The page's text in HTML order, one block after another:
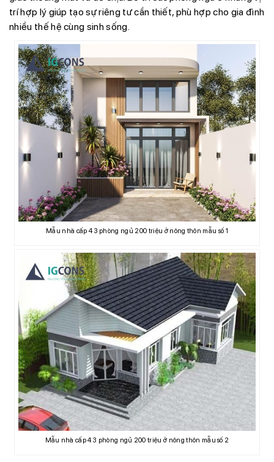
trí hợp lý giúp tạo sự riêng tư cần thiết, phù hợp cho gia đình
nhiều thế hệ cùng sinh sống.
Mẫu nhà cấp 4 3 phòng ngủ 200 triệu ở nông thôn mẫu số 1
Mẫu nhà cấp 4 3 phòng ngủ 200 triệu ở nông thôn mẫu số 2